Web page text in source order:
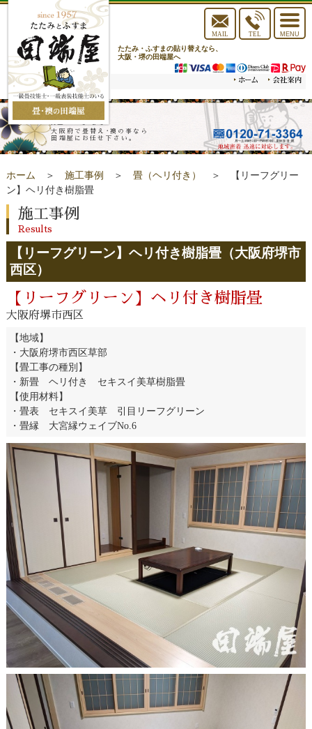
MAIL TEL
toggle
MENU
たたみ・ふすまの貼り替えなら、
大阪・堺の田端屋へ
施工事例
大阪府で畳替え･襖の事なら
田端屋にお任せ下さい。
ホーム ＞ 施工事例 ＞ 畳（ヘリ付き）
＞ 【リーフグリー
ン】ヘリ付き樹脂畳
施工事例
Results
【リーフグリーン】ヘリ付き樹脂畳（大阪府堺市
西区）
【リーフグリーン】ヘリ付き樹脂畳
大阪府堺市西区
【地域】
・大阪府堺市西区草部
【畳工事の種別】
・新畳 ヘリ付き セキスイ美草樹脂畳
【使用材料】
・畳表 セキスイ美草 引目リーフグリーン
・畳縁 大宮縁ウェイブNo.6